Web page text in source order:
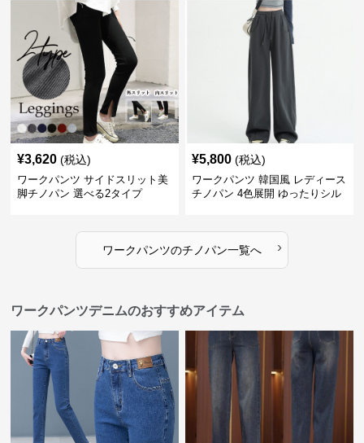
¥3,620 (税込)
ワークパンツ サイドスリット美
脚チノパン 選べる2タイプ
¥5,800 (税込)
ワークパンツ 韓国風 レディース
チノパン 4色展開 ゆったりシル
ワークパンツのチノパン一覧へ ›
ワークパンツデニムのおすすめアイテム